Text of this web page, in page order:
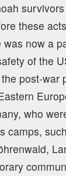
these
now a
of the
post-war
who
camps,